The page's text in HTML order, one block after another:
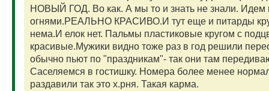
НОВЫЙ ГОД. Во как. А мы то и знать не знали. Идем
огнями.РЕАЛЬНО КРАСИВО.И тут еще и питарды
нема.И елок нет. Пальмы пластиковые кругом с
красивые.Мужики видно тоже раз в год решили
обычно пьют по "праздникам"- так они там
Саселяемся в гостишку. Номера более менее
раздавили так это х.рня. Такая карма.